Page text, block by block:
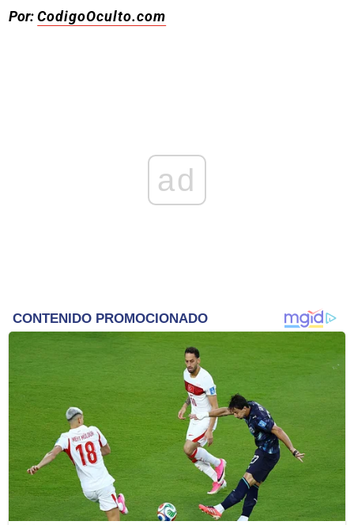
Por:CodigoOculto.com
ad